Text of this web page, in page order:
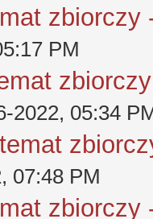
zbiorczy
PM
2022, 05:34
07:48 PM
zbiorczy